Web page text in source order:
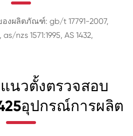
งผลิตภัณฑ์: gb/t 17791-2007,
nzs 1571:1995, AS 1432,
นวตั้งตรวจสอบ
อุปกรณ์การผลิต